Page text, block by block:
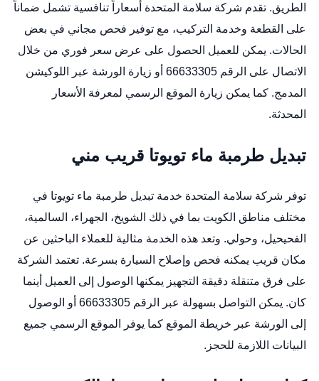
الطريق. تقدم شركة سلامة المتحدة أسعاراً تنافسية تشمل ضماناً
على القطعة وخدمة التركيب، مع توفير فحص مجاني في بعض
الحالات. يمكن للعميل الحصول على عرض سعر فوري من خلال
الاتصال على الرقم 66633305 أو زيارة الورشة عبر
اللوكيشن
المدمج. كما يمكن زيارة الموقع الرسمي لمعرفة الأسعار
المحدثة.
تبديل طرمبة ماء تويوتا قريب مني
توفر شركة سلامة المتحدة خدمة تبديل طرمبة ماء تويوتا في
مختلف مناطق الكويت بما في ذلك الشويخ، الجهراء، السالمية،
الفحيحيل، وحولي. وتعد هذه الخدمة مثالية للعملاء الباحثين عن
مكان قريب يمكنه فحص وإصلاح السيارة بسرعة. تعتمد الشركة
على فرق متنقلة دقيقة التجهيز يمكنها الوصول إلى العميل أينما
كان. يمكن التواصل بسهولة عبر الرقم 66633305 أو الوصول
إلى الورشة عبر خريطة الموقع كما يوفر الموقع الرسمي جميع
البيانات اللازمة للحجز.